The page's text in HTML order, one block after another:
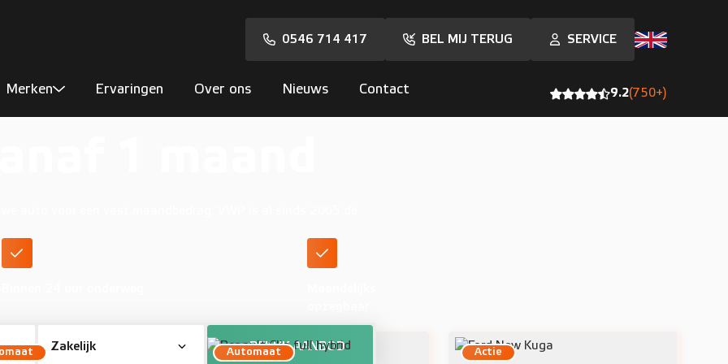
0546 714 417 BEL MIJ TERUG SERVICE
Merken Ervaringen Over ons Nieuws Contact 9.2(750+)
BEKIJK AANBOD
Automaat Actie